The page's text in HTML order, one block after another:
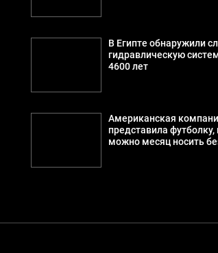
В Египте обнаружили
гидравлическую
4600 лет
Американская
представила
можно месяц носить